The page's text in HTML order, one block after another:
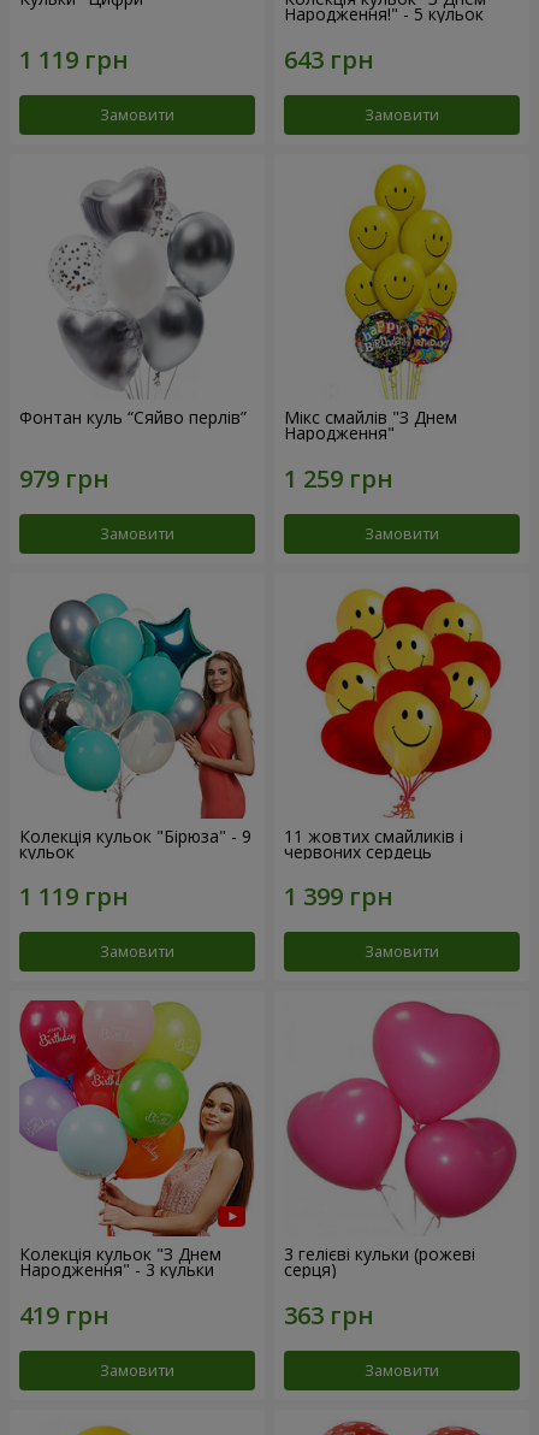
Замовити
Народження!" - 5 кульок
Замовити
Фонтан куль “Сяйво перлів”
Замовити
Мікс смайлів "З Днем
Народження"
Замовити
Колекція кульок "Бірюза" - 9
кульок
Замовити
11 жовтих смайликів і
червоних сердець
Замовити
Колекція кульок "З Днем
Народження" - 3 кульки
Замовити
3 гелієві кульки (рожеві
серця)
Замовити